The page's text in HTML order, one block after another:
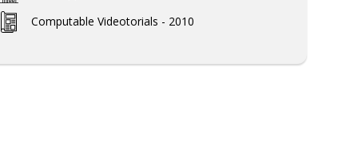
Computable Videotorials - 2010